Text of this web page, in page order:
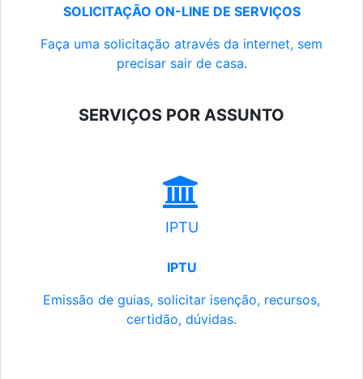
SOLICITAÇÃO ON-LINE DE SERVIÇOS
Faça uma solicitação através da internet, sem
precisar sair de casa.
SERVIÇOS POR ASSUNTO
IPTU
IPTU
Emissão de guias, solicitar isenção, recursos,
certidão, dúvidas.